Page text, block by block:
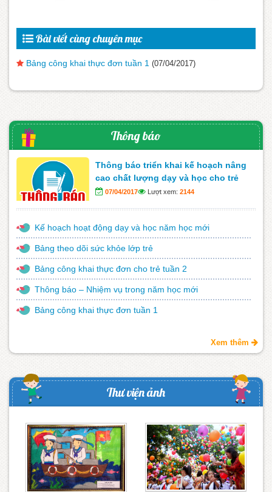
Bài viết cùng chuyên mục
Bảng công khai thực đơn tuần 1 (07/04/2017)
Thông báo
Thông báo triển khai kế hoạch nâng
cao chất lượng dạy và học cho trẻ
07/04/2017 Lượt xem: 2144
Kế hoạch hoạt động dạy và học năm học mới
Bảng theo dõi sức khỏe lớp trẻ
Bảng công khai thực đơn cho trẻ tuần 2
Thông báo – Nhiệm vụ trong năm học mới
Bảng công khai thực đơn tuần 1
Xem thêm
Thư viện ảnh